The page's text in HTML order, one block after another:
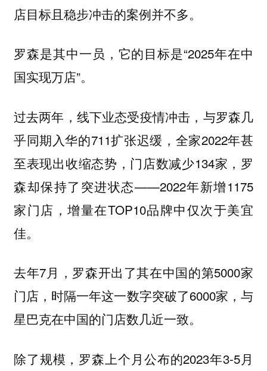
店目标且稳步冲击的案例并不多。
罗森是其中一员，它的目标是“2025年在中
国实现万店”。
过去两年，线下业态受疫情冲击，与罗森几
乎同期入华的711扩张迟缓，全家2022年甚
至表现出收缩态势，门店数减少134家，罗
森却保持了突进状态——2022年新增1175
家门店，增量在TOP10品牌中仅次于美宜
佳。
去年7月，罗森开出了其在中国的第5000家
门店，时隔一年这一数字突破了6000家，与
星巴克在中国的门店数几近一致。
除了规模，罗森上个月公布的2023年3-5月